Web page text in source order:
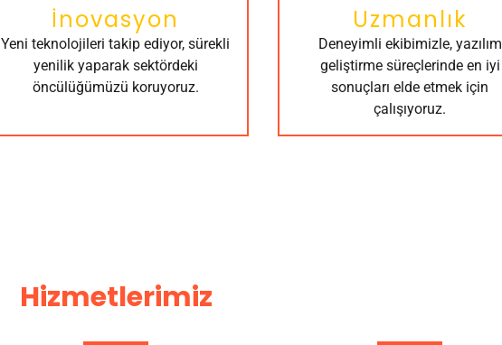
İnovasyon
Yeni teknolojileri takip ediyor, sürekli
yenilik yaparak sektördeki
öncülüğümüzü koruyoruz.
Uzmanlık
Deneyimli ekibimizle, yazılım
geliştirme süreçlerinde en iyi
sonuçları elde etmek için
çalışıyoruz.
Hizmetlerimiz